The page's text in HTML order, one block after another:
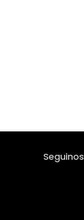
Seguinos